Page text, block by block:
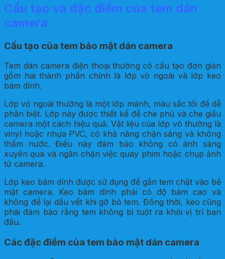
Cấu tạo và đặc điểm của tem dán
camera
Cấu tạo của tem bảo mật dán camera
Tem dán camera điện thoại thường có cấu tạo đơn giản
gồm hai thành phần chính là lớp vỏ ngoài và lớp keo
bám dính.
Lớp vỏ ngoài thường là một lớp mảnh, màu sắc tối để dễ
phân biệt. Lớp này được thiết kế để che phủ và che giấu
camera một cách hiệu quả. Vật liệu của lớp vỏ thường là
vinyl hoặc nhựa PVC, có khả năng chặn sáng và không
thấm nước. Điều này đảm bảo không có ánh sáng
xuyên qua và ngăn chặn việc quay phim hoặc chụp ảnh
từ camera.
Lớp keo bám dính được sử dụng để gắn tem chặt vào bề
mặt camera. Keo bám dính phải có độ bám cao và
không để lại dấu vết khi gỡ bỏ tem. Đồng thời, keo cũng
phải đảm bảo rằng tem không bị tuột ra khỏi vị trí ban
đầu.
Các đặc điểm của tem bảo mật dán camera